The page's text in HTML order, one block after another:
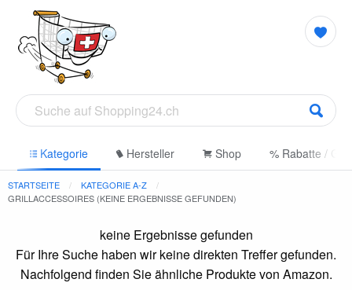
Kategorie Hersteller Shop % Rabatte /
STARTSEITE
KATEGORIE A-Z
GRILLACCESSOIRES (KEINE ERGEBNISSE GEFUNDEN)
keine Ergebnisse gefunden
Für Ihre Suche haben wir keine direkten Treffer gefunden.
Nachfolgend finden Sie ähnliche Produkte von Amazon.